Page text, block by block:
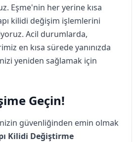
Eşme'nin her yerine kısa
kilidi değişim işlemlerini
Acil durumlarda,
en kısa sürede yanınızda
yeniden sağlamak için
Geçin!
güvenliğinden emin olmak
Kilidi Değiştirme